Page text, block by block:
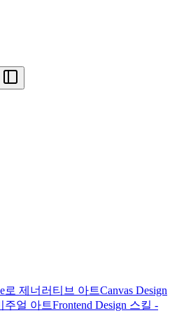
로 제너러티브 아트Canvas Design
주얼 아트Frontend Design 스킬 -